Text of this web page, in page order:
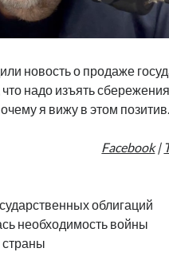
новость о продаже
надо изъять
я вижу в этом позитив.
Facebook|
облигаций
необходимость войны